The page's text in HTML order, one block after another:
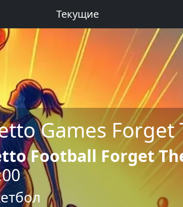
Текущие
Games Forget
Football Forget